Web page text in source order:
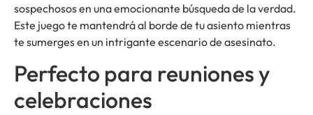
sospechosos en una emocionante búsqueda de la verdad.
Este juego te mantendrá al borde de tu asiento mientras
te sumerges en un intrigante escenario de asesinato.
Perfecto para reuniones y
celebraciones